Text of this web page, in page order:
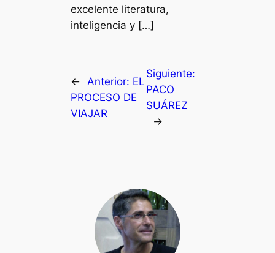
excelente literatura,
inteligencia y […]
← Anterior: EL
PROCESO DE
VIAJAR
Siguiente:
PACO
SUÁREZ
→